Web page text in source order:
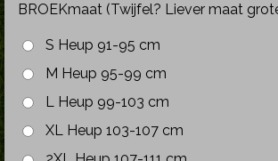
BROEKmaat (Twijfel? Liever maat
S Heup 91-95 cm
M Heup 95-99 cm
L Heup 99-103 cm
XL Heup 103-107 cm